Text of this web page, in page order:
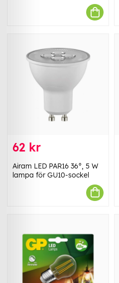
62 kr
Airam LED PAR16 36°, 5 W
lampa för GU10-sockel